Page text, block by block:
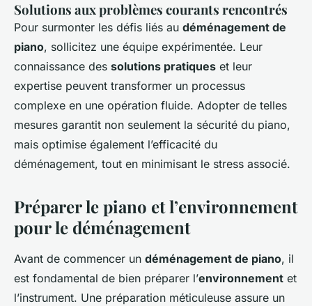
Solutions aux problèmes courants rencontrés
Pour surmonter les défis liés au déménagement de
piano, sollicitez une équipe expérimentée. Leur
connaissance des solutions pratiques et leur
expertise peuvent transformer un processus
complexe en une opération fluide. Adopter de telles
mesures garantit non seulement la sécurité du piano,
mais optimise également l’efficacité du
déménagement, tout en minimisant le stress associé.
Préparer le piano et l’environnement
pour le déménagement
Avant de commencer un déménagement de piano, il
est fondamental de bien préparer l’environnement et
l’instrument. Une préparation méticuleuse assure un